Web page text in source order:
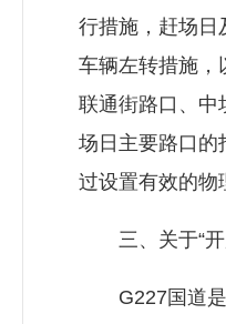
行措施，赶场日
车辆左转措施，
联通街路口、中
场日主要路口的
过设置有效的物
三、关于“开
G227国道是